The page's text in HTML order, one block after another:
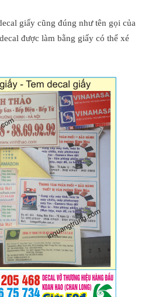
giấy cũng đúng như tên gọi của
được làm bằng giấy có thể xé